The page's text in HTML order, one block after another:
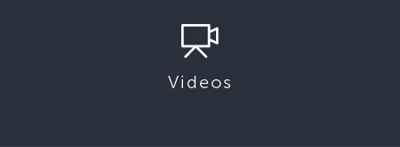
Videos